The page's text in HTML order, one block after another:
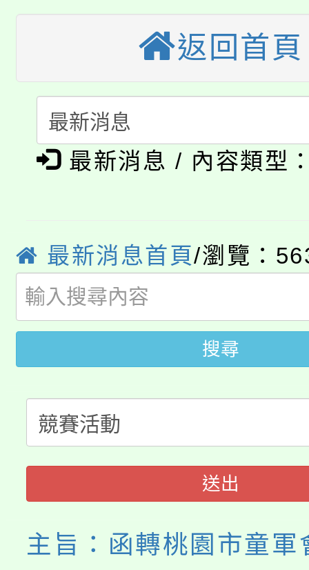
程，歡迎學生輔導中心
心理、諮商輔導、社會
系所師生報名參加。
縣市「校園短影音徵選
門員」簡章及活動海報
踴躍報名參加。
桃園市115學年度學生
「桃園市補助參觀特色
展演活動實施計畫」
115年度「教育部表揚
義教育推展貢獻獎」
「2026 ART TAIPEI臺
博覽會」之「藝術教育
「2026金融保險知識
代理(課)教師甄選結果(
公告本校115學年度第
代理(課)教師甄選結果(
轉知中國文化大學推廣
《TA101》溝通分析基
程，歡迎學生輔導中心
心理、諮商輔導、社會
系所師生報名參加。
轉知苗栗縣政府辦理
縣市「校園短影音徵選
門員」簡章及活動海報
踴躍報名參加。
桃園市115學年度學生
要點
「桃園市補助參觀特色
展演活動實施計畫」
115年度「教育部表揚
義教育推展貢獻獎」
「2026 ART TAIPEI臺
博覽會」之「藝術教育
返回首頁
最新消息 / 內容類型
最新消息首頁/瀏覽：
搜尋
送出
主旨：函轉桃園市童軍